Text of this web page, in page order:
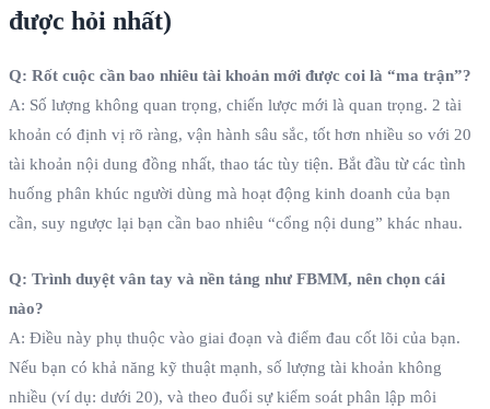
được hỏi nhất)
Q: Rốt cuộc cần bao nhiêu tài khoản mới được coi là “ma trận”?
A: Số lượng không quan trọng, chiến lược mới là quan trọng. 2 tài
khoản có định vị rõ ràng, vận hành sâu sắc, tốt hơn nhiều so với 20
tài khoản nội dung đồng nhất, thao tác tùy tiện. Bắt đầu từ các tình
huống phân khúc người dùng mà hoạt động kinh doanh của bạn
cần, suy ngược lại bạn cần bao nhiêu “cổng nội dung” khác nhau.
Q: Trình duyệt vân tay và nền tảng như FBMM, nên chọn cái
nào?
A: Điều này phụ thuộc vào giai đoạn và điểm đau cốt lõi của bạn.
Nếu bạn có khả năng kỹ thuật mạnh, số lượng tài khoản không
nhiều (ví dụ: dưới 20), và theo đuổi sự kiểm soát phân lập môi